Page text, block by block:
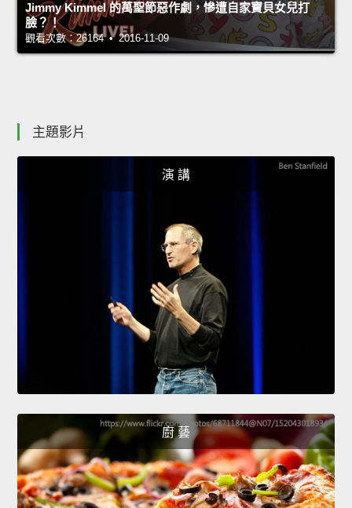
Jimmy Kimmel 的萬聖節惡作劇，慘遭自家寶貝女兒打
臉？！
觀看次數：26164 • 2016-11-09
主題影片
演 講
廚 藝